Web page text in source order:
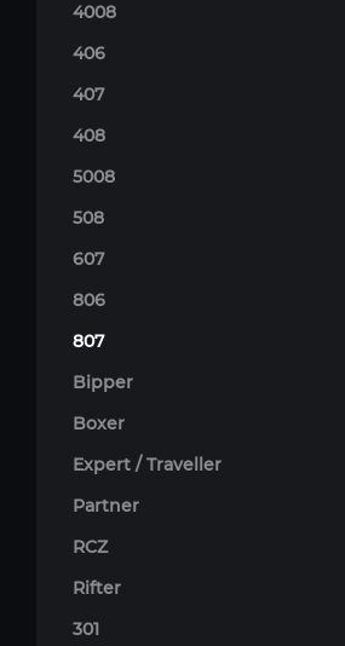
4008
406
407
408
5008
508
607
806
807
Bipper
Boxer
Expert / Traveller
Partner
RCZ
Rifter
301